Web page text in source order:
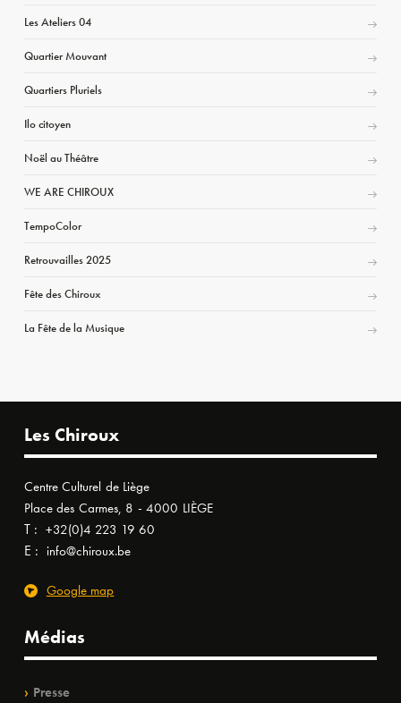
Les Ateliers 04
Quartier Mouvant
Quartiers Pluriels
Ilo citoyen
Noël au Théâtre
WE ARE CHIROUX
TempoColor
Retrouvailles 2025
Fête des Chiroux
La Fête de la Musique
Les Chiroux
Centre Culturel de Liège
Place des Carmes, 8 - 4000 LIÈGE
T : +32(0)4 223 19 60
E : info@chiroux.be
Google map
Médias
Presse